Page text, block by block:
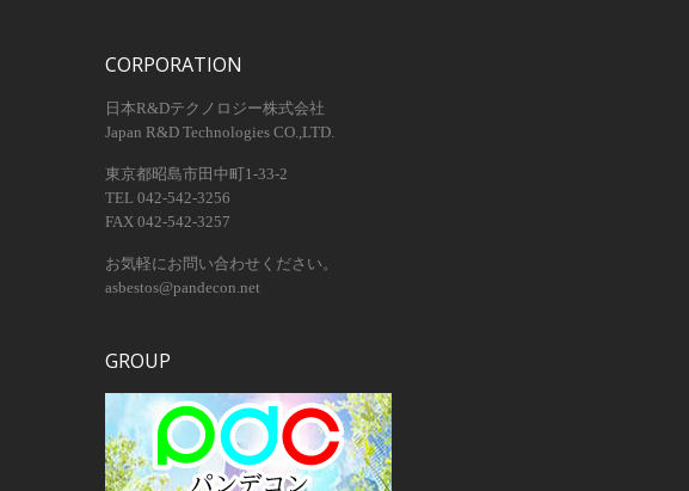
CORPORATION
日本R&Dテクノロジー株式会社
Japan R&D Technologies CO.,LTD.
東京都昭島市田中町1-33-2
TEL 042-542-3256
FAX 042-542-3257
お気軽にお問い合わせください。
asbestos@pandecon.net
GROUP